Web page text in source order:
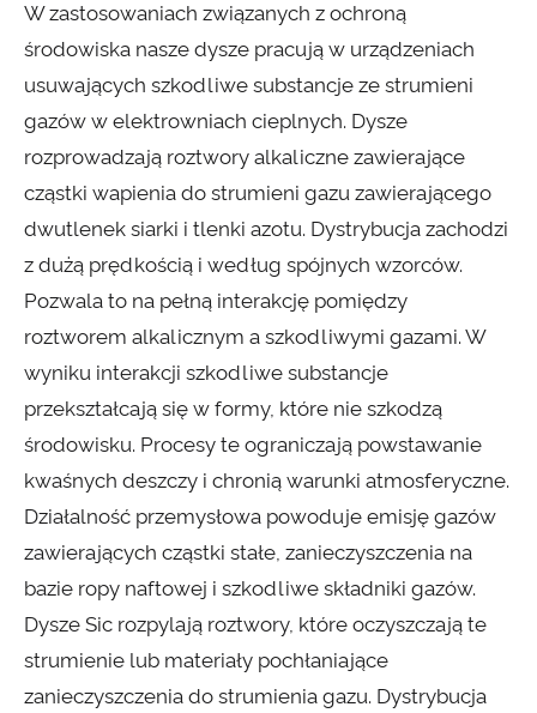
W zastosowaniach związanych z ochroną
środowiska nasze dysze pracują w urządzeniach
usuwających szkodliwe substancje ze strumieni
gazów w elektrowniach cieplnych. Dysze
rozprowadzają roztwory alkaliczne zawierające
cząstki wapienia do strumieni gazu zawierającego
dwutlenek siarki i tlenki azotu. Dystrybucja zachodzi
z dużą prędkością i według spójnych wzorców.
Pozwala to na pełną interakcję pomiędzy
roztworem alkalicznym a szkodliwymi gazami. W
wyniku interakcji szkodliwe substancje
przekształcają się w formy, które nie szkodzą
środowisku. Procesy te ograniczają powstawanie
kwaśnych deszczy i chronią warunki atmosferyczne.
Działalność przemysłowa powoduje emisję gazów
zawierających cząstki stałe, zanieczyszczenia na
bazie ropy naftowej i szkodliwe składniki gazów.
Dysze Sic rozpylają roztwory, które oczyszczają te
strumienie lub materiały pochłaniające
zanieczyszczenia do strumienia gazu. Dystrybucja